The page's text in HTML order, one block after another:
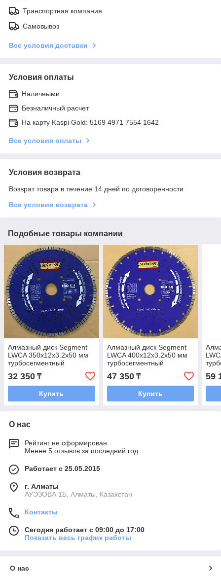
Транспортная компания
Самовывоз
Все условия доставки
Условия оплаты
Наличными
Безналичный расчет
На карту Kaspi Gold: 5169 4971 7554 1642
Все условия оплаты
Условия возврата
Возврат товара в течение 14 дней по договоренности
Все условия возврата
Подобные товары компании
Алмазный диск Segment
LWCA 350х12х3.2х50 мм
турбосегментный
(Железобетон,
армированный бетон,
твердый бетон)
32 350 ₸
Купить
Алмазный диск Segment
LWCA 400х12х3.2х50 мм
турбосегментный
(Железобетон,
армированный бетон,
твердый бетон)
47 350₸
Купить
59
О нас
Рейтинг не сформирован
Менее 5 отзывов за последний год
Работает с 25.05.2015
г. Алматы
АУЭЗОВА 1Б, Алматы, Казахстан
Контакты
Сегодня работает с 09:00 до 17:00
Показать весь график работы
О нас